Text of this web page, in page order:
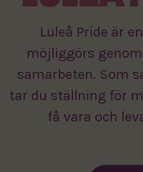
Luleå Pride är
möjliggörs
samarbeten. Som
tar du ställning för
få vara och